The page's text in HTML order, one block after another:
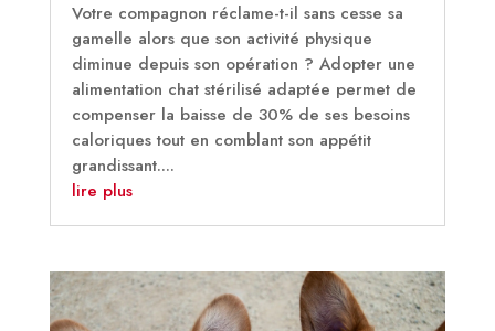
Votre compagnon réclame-t-il sans cesse sa
gamelle alors que son activité physique
diminue depuis son opération ? Adopter une
alimentation chat stérilisé adaptée permet de
compenser la baisse de 30% de ses besoins
caloriques tout en comblant son appétit
grandissant....
lire plus